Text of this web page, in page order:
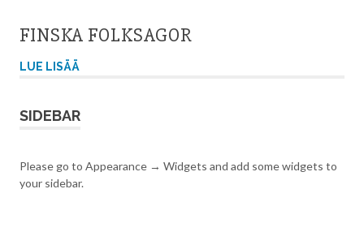
FINSKA FOLKSAGOR
LUE LISÄÄ
SIDEBAR
Please go to Appearance → Widgets and add some widgets to
your sidebar.